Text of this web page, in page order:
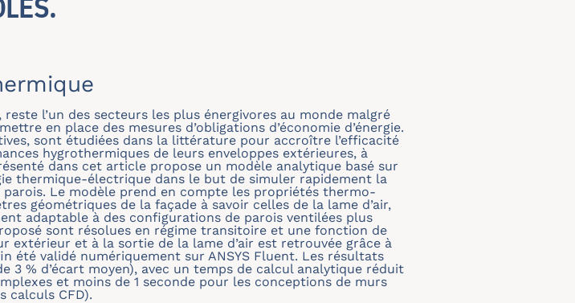
l’un des secteurs les plus énergivores au monde malgré
en place des mesures d’obligations d’économie d’énergie.
sont étudiées dans la littérature pour accroître l’efficacité
hygrothermiques de leurs enveloppes extérieures, à
dans cet article propose un modèle analytique basé sur
thermique-électrique dans le but de simuler rapidement la
Le modèle prend en compte les propriétés thermo-
géométriques de la façade à savoir celles de la lame d’air,
adaptable à des configurations de parois ventilées plus
sont résolues en régime transitoire et une fonction de
extérieur et à la sortie de la lame d’air est retrouvée grâce à
été validé numériquement sur ANSYS Fluent. Les résultats
3 % d’écart moyen), avec un temps de calcul analytique réduit
et moins de 1 seconde pour les conceptions de murs
calculs CFD).